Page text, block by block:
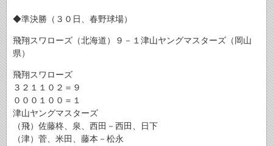
◆準決勝（３０日、春野球場）
飛翔スワローズ（北海道）９－１津山ヤングマスターズ（岡山
県）
飛翔スワローズ
３２１１０２＝９
０００１００＝１
津山ヤングマスターズ
（飛）佐藤柊、泉、西田－西田、日下
（津）菅、米田、藤本－松永